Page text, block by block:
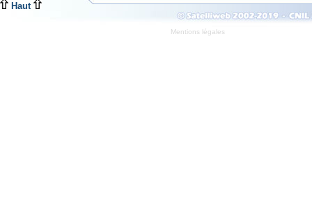
Haut
Mentions légales